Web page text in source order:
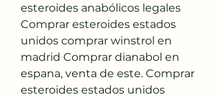
esteroides anabólicos legales
Comprar esteroides estados
unidos comprar winstrol en
madrid Comprar dianabol en
espana, venta de este. Comprar
esteroides estados unidos